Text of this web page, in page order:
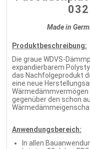
Made in
Produktbeschreibung:
Die graue WDVS-
expandierbarem
das Nachfolgeprodukt
eine neue
gegenüber den schon
Anwendungsbereich:
In allen